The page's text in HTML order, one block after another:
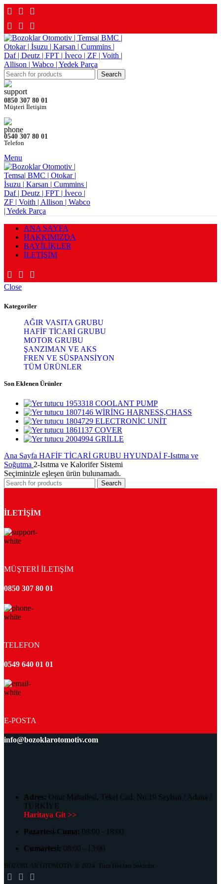
Search
0850 307 80 01
Müşteri İletişim
0540 307 80 01
Telefon
Menu
ANA SAYFA
HAKKIMIZDA
BAYİLİKLER
İLETİŞİM
Close
Kategoriler
AĞIR VASITA GRUBU
HAFİF TİCARİ GRUBU
MOTOR GRUBU
ŞANZIMAN VE AKS
FREN VE SÜSPANSİYON
TÜM ÜRÜNLER
Son Eklenen Ürünler
1953318 COOLANT PUMP
1807146 WİRİNG HARNESS,CHASS
1804729 ELECTRONİC UNİT
1861137 COVER
2004994 GRİLLE
Ana Sayfa HAFİF TİCARİ GRUBU HYUNDAİ F-Isıtma ve
Soğutma 2-Isıtma ve Kalorifer Sistemi
Seçiminizle eşleşen ürün bulunamadı.
Search
İLETİŞİM
MÜŞTERİ İLETiŞİM
0850 307 80 01
TELEFON
0549 640 01 01
E-POSTA
info@bozoklarotomotiv.com
Adres: Onur Mahallesi, Tekel Cad. No:19 Seyhan / Adana /
TÜRKİYE
Haritaya Git >>
Pazartesi-Cuma: 08:00 - 18:00
Cumartesi: 08:00 - 13:00
BOZOKLAR OTOMOTİV © 2024. Tüm Hakları Saklıdır.